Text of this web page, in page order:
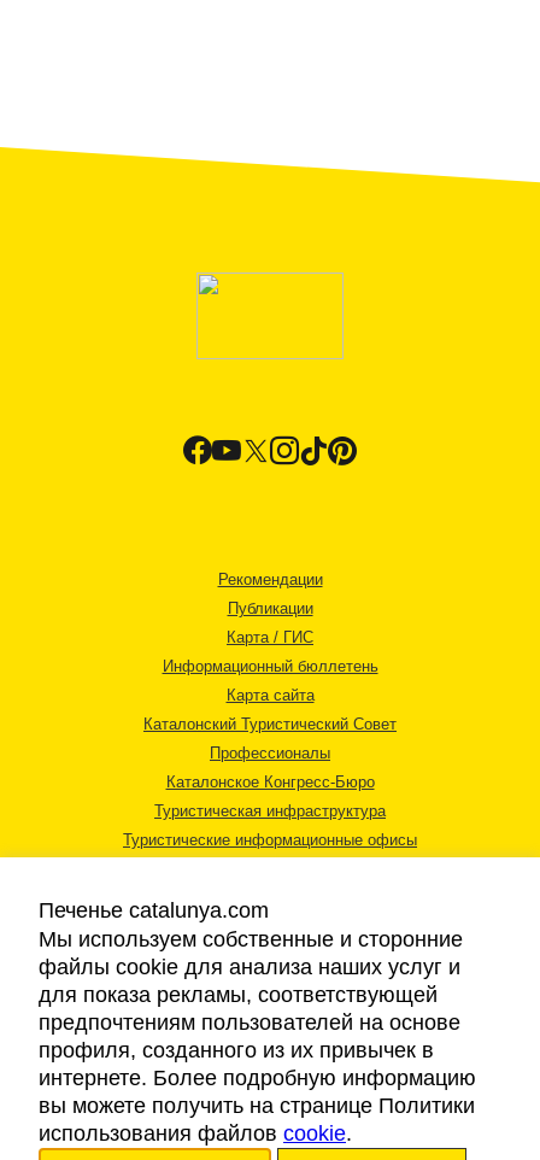
Рекомендации
Публикации
Карта / ГИС
Информационный бюллетень
Карта сайта
Каталонский Туристический Совет
Профессионалы
Каталонское Конгресс-Бюро
Туристическая инфраструктура
Туристические информационные офисы
Правовая информация
Cookies
Доступность
Печенье catalunya.com
Мы используем собственные и сторонние
файлы cookie для анализа наших услуг и
для показа рекламы, соответствующей
предпочтениям пользователей на основе
профиля, созданного из их привычек в
интернете. Более подробную информацию
вы можете получить на странице Политики
использования файлов cookie.